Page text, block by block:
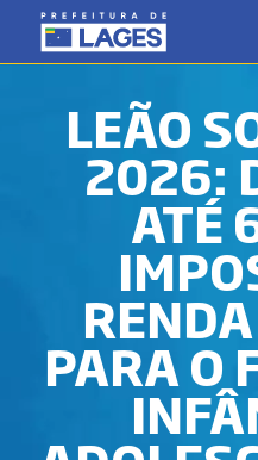
LEÃO
2026:
ATÉ
PARA O